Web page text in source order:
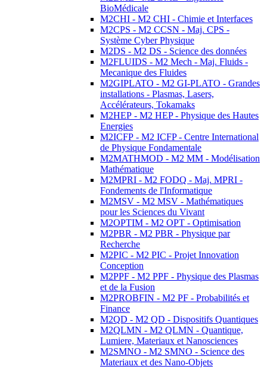
BioMédicale
M2CHI - M2 CHI - Chimie et Interfaces
M2CPS - M2 CCSN - Maj. CPS -
Système Cyber Physique
M2DS - M2 DS - Science des données
M2FLUIDS - M2 Mech - Maj. Fluids -
Mecanique des Fluides
M2GIPLATO - M2 GI-PLATO - Grandes
installations - Plasmas, Lasers,
Accélérateurs, Tokamaks
M2HEP - M2 HEP - Physique des Hautes
Energies
M2ICFP - M2 ICFP - Centre International
de Physique Fondamentale
M2MATHMOD - M2 MM - Modélisation
Mathématique
M2MPRI - M2 FODQ - Maj. MPRI -
Fondements de l'Informatique
M2MSV - M2 MSV - Mathématiques
pour les Sciences du Vivant
M2OPTIM - M2 OPT - Optimisation
M2PBR - M2 PBR - Physique par
Recherche
M2PIC - M2 PIC - Projet Innovation
Conception
M2PPF - M2 PPF - Physique des Plasmas
et de la Fusion
M2PROBFIN - M2 PF - Probabilités et
Finance
M2QD - M2 QD - Dispositifs Quantiques
M2QLMN - M2 QLMN - Quantique,
Lumiere, Materiaux et Nanosciences
M2SMNO - M2 SMNO - Science des
Materiaux et des Nano-Objets